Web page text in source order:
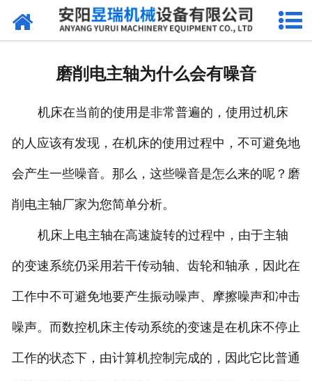
网站首页
磨削电主轴为什么会有噪音
机床在当前的使用是非常普遍的，使用过机床
的人应该有发现，在机床的使用过程中，不可避免地
会产生一些噪音。那么，这些噪音是怎么来的呢？磨
削电主轴厂家为您简单分析。
机床上电主轴在高速旋转的过程中，由于主轴
的变速系统仍采用若干传动轴、齿轮和轴承，因此在
工作中不可避免地要产生振动噪声、摩擦噪声和冲击
噪声。而数控机床主传动系统的变速是在机床不停止
工作的状态下，由计算机控制完成的，因此它比普通